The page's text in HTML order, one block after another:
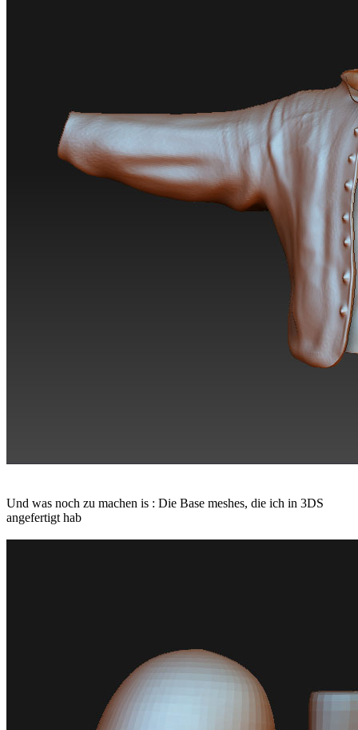
Und was noch zu machen is : Die Base meshes, die ich in 3DS
angefertigt hab